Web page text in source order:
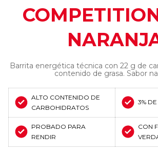
Barrita energética técnica con 22 g de
contenido de grasa. Sabor
ALTO CONTENIDO DE
CARBOHIDRATOS
3%
PROBADO PARA
RENDIR
CON